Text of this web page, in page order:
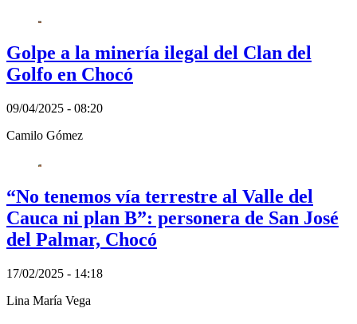
Golpe a la minería ilegal del Clan del
Golfo en Chocó
09/04/2025 - 08:20
Camilo Gómez
“No tenemos vía terrestre al Valle del
Cauca ni plan B”: personera de San José
del Palmar, Chocó
17/02/2025 - 14:18
Lina María Vega